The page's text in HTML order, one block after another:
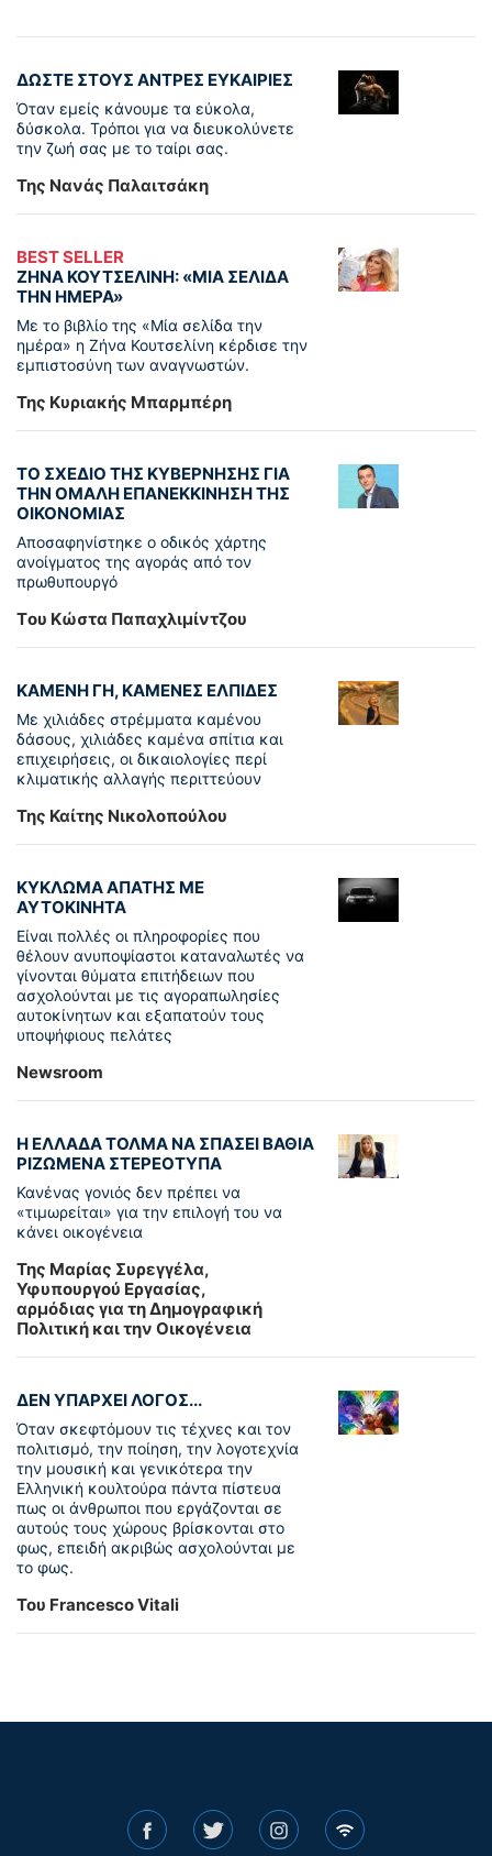
ΔΩΣΤΕ ΣΤΟΥΣ ΑΝΤΡΕΣ ΕΥΚΑΙΡΙΕΣ
Όταν εμείς κάνουμε τα εύκολα,
δύσκολα. Τρόποι για να διευκολύνετε
την ζωή σας με το ταίρι σας.
Της Νανάς Παλαιτσάκη
BEST SELLER
ΖΗΝΑ ΚΟΥΤΣΕΛΙΝΗ: «ΜΙΑ ΣΕΛΙΔΑ
ΤΗΝ ΗΜΕΡΑ»
Με το βιβλίο της «Μία σελίδα την
ημέρα» η Ζήνα Κουτσελίνη κέρδισε την
εμπιστοσύνη των αναγνωστών.
Της Κυριακής Μπαρμπέρη
ΤΟ ΣΧΕΔΙΟ ΤΗΣ ΚΥΒΕΡΝΗΣΗΣ ΓΙΑ
ΤΗΝ ΟΜΑΛΗ ΕΠΑΝΕΚΚΙΝΗΣΗ ΤΗΣ
ΟΙΚΟΝΟΜΙΑΣ
Αποσαφηνίστηκε ο οδικός χάρτης
ανοίγματος της αγοράς από τον
πρωθυπουργό
Tου Κώστα Παπαχλιμίντζου
ΚΑΜΕΝΗ ΓΗ, ΚΑΜΕΝΕΣ ΕΛΠΙΔΕΣ
Με χιλιάδες στρέμματα καμένου
δάσους, χιλιάδες καμένα σπίτια και
επιχειρήσεις, οι δικαιολογίες περί
κλιματικής αλλαγής περιττεύουν
Της Καίτης Νικολοπούλου
ΚΥΚΛΩΜΑ ΑΠΑΤΗΣ ΜΕ
ΑΥΤΟΚΙΝΗΤΑ
Είναι πολλές οι πληροφορίες που
θέλουν ανυποψίαστοι καταναλωτές να
γίνονται θύματα επιτήδειων που
ασχολούνται με τις αγοραπωλησίες
αυτοκίνητων και εξαπατούν τους
υποψήφιους πελάτες
Newsroom
Η ΕΛΛΑΔΑ ΤΟΛΜΑ ΝΑ ΣΠΑΣΕΙ ΒΑΘΙΑ
ΡΙΖΩΜΕΝΑ ΣΤΕΡΕΟΤΥΠΑ
Κανένας γονιός δεν πρέπει να
«τιμωρείται» για την επιλογή του να
κάνει οικογένεια
Της Μαρίας Συρεγγέλα,
Υφυπουργού Εργασίας,
αρμόδιας για τη Δημογραφική
Πολιτική και την Οικογένεια
ΔΕΝ ΥΠΑΡΧΕΙ ΛΟΓΟΣ...
Όταν σκεφτόμουν τις τέχνες και τον
πολιτισμό, την ποίηση, την λογοτεχνία
την μουσική και γενικότερα την
Ελληνική κουλτούρα πάντα πίστευα
πως οι άνθρωποι που εργάζονται σε
αυτούς τους χώρους βρίσκονται στο
φως, επειδή ακριβώς ασχολούνται με
το φως.
Του Francesco Vitali